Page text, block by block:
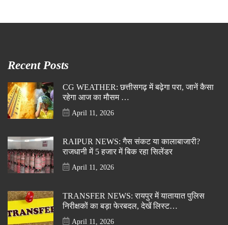
Recent Posts
CG WEATHER: छत्तीसगढ़ में बढ़ेगा परा, जानें कैसा
रहेगा आज का मौसम …
April 11, 2026
RAIPUR NEWS: गैस संकट या कालाबाजारी?
राजधानी में 5 हजार में बिक रहा सिलेंडर
April 11, 2026
TRANSFER NEWS: रायपुर में यातायात पुलिस
निरीक्षकों का बड़ा फेरबदल, देखें लिस्ट…
April 11, 2026